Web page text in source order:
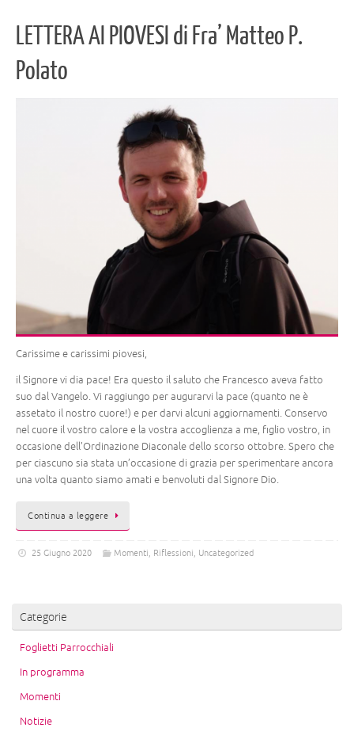
LETTERA AI PIOVESI di Fra’ Matteo P.
Polato
Carissime e carissimi piovesi,
il Signore vi dia pace! Era questo il saluto che Francesco aveva fatto
suo dal Vangelo. Vi raggiungo per augurarvi la pace (quanto ne è
assetato il nostro cuore!) e per darvi alcuni aggiornamenti. Conservo
nel cuore il vostro calore e la vostra accoglienza a me, figlio vostro, in
occasione dell’Ordinazione Diaconale dello scorso ottobre. Spero che
per ciascuno sia stata un’occasione di grazia per sperimentare ancora
una volta quanto siamo amati e benvoluti dal Signore Dio.
Continua a leggere
25 Giugno 2020 Momenti, Riflessioni, Uncategorized
Categorie
Foglietti Parrocchiali
In programma
Momenti
Notizie